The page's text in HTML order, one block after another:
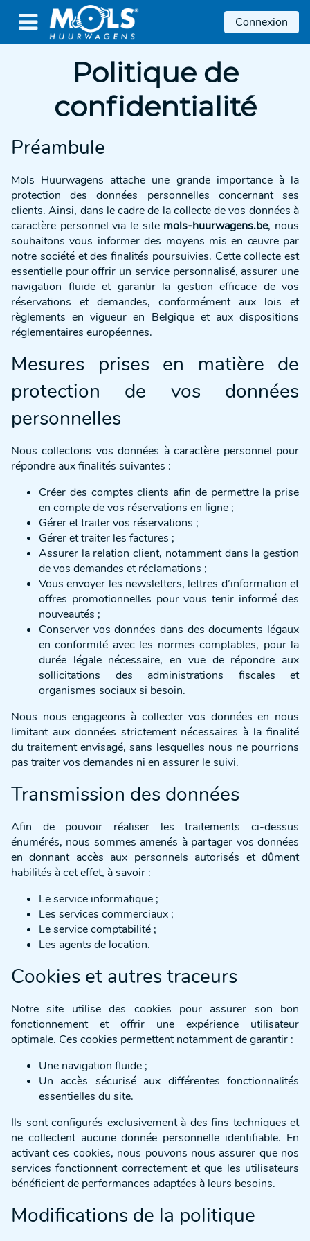
 Connexion
Politique de
confidentialité
Préambule
Mols Huurwagens attache une grande importance à la
protection des données personnelles concernant ses
clients. Ainsi, dans le cadre de la collecte de vos données à
caractère personnel via le site mols-huurwagens.be, nous
souhaitons vous informer des moyens mis en œuvre par
notre société et des finalités poursuivies. Cette collecte est
essentielle pour offrir un service personnalisé, assurer une
navigation fluide et garantir la gestion efficace de vos
réservations et demandes, conformément aux lois et
règlements en vigueur en Belgique et aux dispositions
réglementaires européennes.
Mesures prises en matière de
protection de vos données
personnelles
Nous collectons vos données à caractère personnel pour
répondre aux finalités suivantes :
Créer des comptes clients afin de permettre la prise
en compte de vos réservations en ligne ;
Gérer et traiter vos réservations ;
Gérer et traiter les factures ;
Assurer la relation client, notamment dans la gestion
de vos demandes et réclamations ;
Vous envoyer les newsletters, lettres d’information et
offres promotionnelles pour vous tenir informé des
nouveautés ;
Conserver vos données dans des documents légaux
en conformité avec les normes comptables, pour la
durée légale nécessaire, en vue de répondre aux
sollicitations des administrations fiscales et
organismes sociaux si besoin.
Nous nous engageons à collecter vos données en nous
limitant aux données strictement nécessaires à la finalité
du traitement envisagé, sans lesquelles nous ne pourrions
pas traiter vos demandes ni en assurer le suivi.
Transmission des données
Afin de pouvoir réaliser les traitements ci-dessus
énumérés, nous sommes amenés à partager vos données
en donnant accès aux personnels autorisés et dûment
habilités à cet effet, à savoir :
Le service informatique ;
Les services commerciaux ;
Le service comptabilité ;
Les agents de location.
Cookies et autres traceurs
Notre site utilise des cookies pour assurer son bon
fonctionnement et offrir une expérience utilisateur
optimale. Ces cookies permettent notamment de garantir :
Une navigation fluide ;
Un accès sécurisé aux différentes fonctionnalités
essentielles du site.
Ils sont configurés exclusivement à des fins techniques et
ne collectent aucune donnée personnelle identifiable. En
activant ces cookies, nous pouvons nous assurer que nos
services fonctionnent correctement et que les utilisateurs
bénéficient de performances adaptées à leurs besoins.
Modifications de la politique